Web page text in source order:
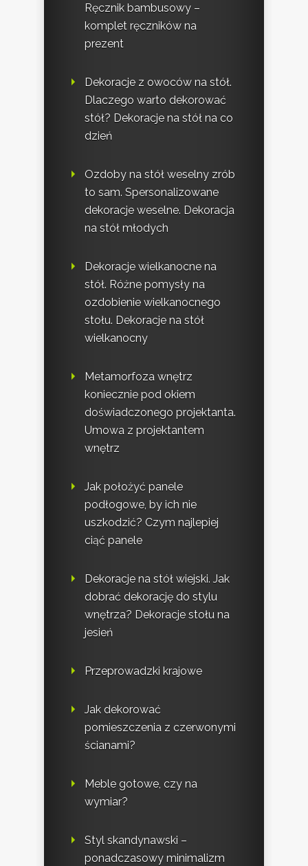
Ręcznik bambusowy –
komplet ręczników na
prezent
Dekoracje z owoców na stół.
Dlaczego warto dekorować
stół? Dekoracje na stół na co
dzień
Ozdoby na stół weselny zrób
to sam. Spersonalizowane
dekoracje weselne. Dekoracja
na stół młodych
Dekoracje wielkanocne na
stół. Różne pomysły na
ozdobienie wielkanocnego
stołu. Dekoracje na stół
wielkanocny
Metamorfoza wnętrz
koniecznie pod okiem
doświadczonego projektanta.
Umowa z projektantem
wnętrz
Jak położyć panele
podłogowe, by ich nie
uszkodzić? Czym najlepiej
ciąć panele
Dekoracje na stół wiejski. Jak
dobrać dekorację do stylu
wnętrza? Dekoracje stołu na
jesień
Przeprowadzki krajowe
Jak dekorować
pomieszczenia z czerwonymi
ścianami?
Meble gotowe, czy na
wymiar?
Styl skandynawski –
ponadczasowy minimalizm